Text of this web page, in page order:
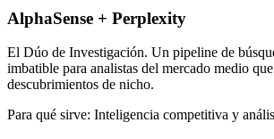
AlphaSense + Perplexity
El Dúo de Investigación. Un pipeline de
imbatible para analistas del mercado medio
descubrimientos de nicho.
Para qué sirve: Inteligencia competitiva y